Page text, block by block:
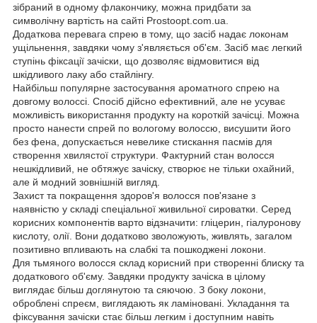
зібраний в одному флакончику, можна придбати за
символічну вартість на сайті Prostoopt.com.ua.
Додаткова перевага спрею в тому, що засіб надає локонам
ущільнення, завдяки чому з'являється об'єм. Засіб має легкий
ступінь фіксації зачіски, що дозволяє відмовитися від
шкідливого лаку або стайлінгу.
Найбільш популярне застосування ароматного спрею на
довгому волоссі. Спосіб дійсно ефективний, але не усуває
можливість використання продукту на короткій зачісці. Можна
просто нанести спрей по вологому волоссю, висушити його
без фена, допускається невелике стискання пасмів для
створення хвилястої структури. Фактурний стан волосся
нешкідливий, не обтяжує зачіску, створює не тільки охайний,
але й модний зовнішній вигляд.
Захист та покращення здоров'я волосся пов'язане з
наявністю у складі спеціальної живильної сироватки. Серед
корисних компонентів варто відзначити: гліцерин, гіалуронову
кислоту, олії. Вони додатково зволожують, живлять, загалом
позитивно впливають на слабкі та пошкоджені локони.
Для тьмяного волосся склад корисний при створенні блиску та
додаткового об'єму. Завдяки продукту зачіска в цілому
виглядає більш доглянутою та сяючою. З боку локони,
оброблені спреєм, виглядають як ламіновані. Укладання та
фіксування зачіски стає більш легким і доступним навіть